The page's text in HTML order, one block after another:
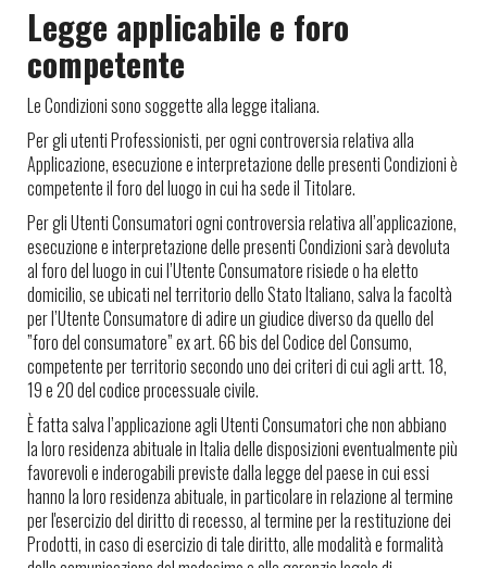
Legge applicabile e foro
competente
Le Condizioni sono soggette alla legge italiana.
Per gli utenti Professionisti, per ogni controversia relativa alla
Applicazione, esecuzione e interpretazione delle presenti Condizioni è
competente il foro del luogo in cui ha sede il Titolare.
Per gli Utenti Consumatori ogni controversia relativa all’applicazione,
esecuzione e interpretazione delle presenti Condizioni sarà devoluta
al foro del luogo in cui l’Utente Consumatore risiede o ha eletto
domicilio, se ubicati nel territorio dello Stato Italiano, salva la facoltà
per l’Utente Consumatore di adire un giudice diverso da quello del
”foro del consumatore” ex art. 66 bis del Codice del Consumo,
competente per territorio secondo uno dei criteri di cui agli artt. 18,
19 e 20 del codice processuale civile.
È fatta salva l’applicazione agli Utenti Consumatori che non abbiano
la loro residenza abituale in Italia delle disposizioni eventualmente più
favorevoli e inderogabili previste dalla legge del paese in cui essi
hanno la loro residenza abituale, in particolare in relazione al termine
per l'esercizio del diritto di recesso, al termine per la restituzione dei
Prodotti, in caso di esercizio di tale diritto, alle modalità e formalità